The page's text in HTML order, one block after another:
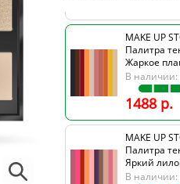
MAKE UP
Палитра
Жаркое
В наличии:
1488 р.
MAKE UP
Палитра
Яркий
В наличии: